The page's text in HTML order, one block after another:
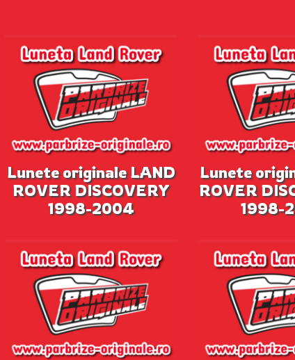
Lunete originale LAND
ROVER DISCOVERY
1998-2004
Lunete
ROVER
1998-